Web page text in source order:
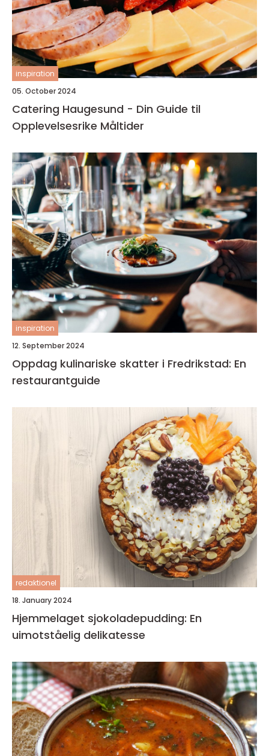
inspiration
05. October 2024
Catering Haugesund - Din Guide til
Opplevelsesrike Måltider
inspiration
12. September 2024
Oppdag kulinariske skatter i Fredrikstad: En
restaurantguide
redaktionel
18. January 2024
Hjemmelaget sjokoladepudding: En
uimotståelig delikatesse